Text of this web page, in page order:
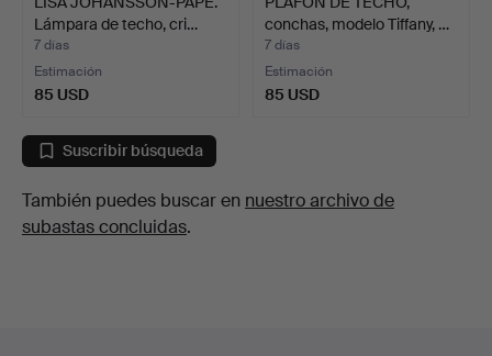
Lámpara de techo, cri…
7 días
Estimación
85 USD
conchas, modelo Tiffany, …
7 días
Estimación
85 USD
Suscribir búsqueda
También puedes buscar en nuestro archivo de
subastas concluidas.